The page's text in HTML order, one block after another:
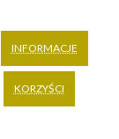
INFORMACJE
KORZYŚCI